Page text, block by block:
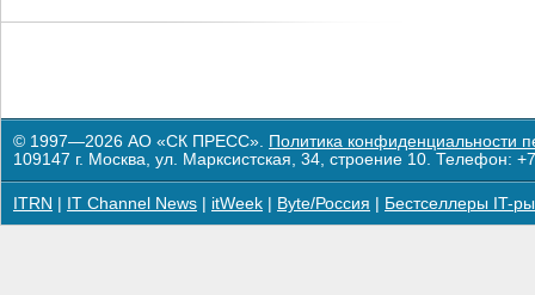
© 1997—2026 АО «СК ПРЕСС». Политика конфиденциальности
109147 г. Москва, ул. Марксистская, 34, строение 10. Телефон:
ITRN IT Channel News itWeek Byte/Россия Бестселлеры IT-